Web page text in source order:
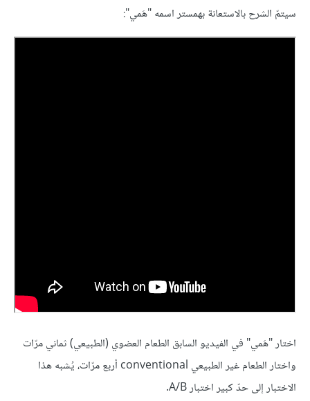
سيتمّ الشرح بالاستعانة بهمستر اسمه "هَمي":
اختار "هَمي" في الفيديو السابق الطعام العضوي (الطبيعي) ثماني مرّات
واختار الطعام غير الطبيعي conventional أربع مرّات، يُشبه هذا
الاختبار إلى حدّ كبير اختبار A/B.